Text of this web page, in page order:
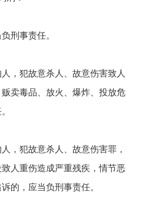
刑事责任。
，犯故意杀人、故意伤害致人
卖毒品、放火、爆炸、投放危
，犯故意杀人、故意伤害罪，
人重伤造成严重残疾，情节恶
的，应当负刑事责任。